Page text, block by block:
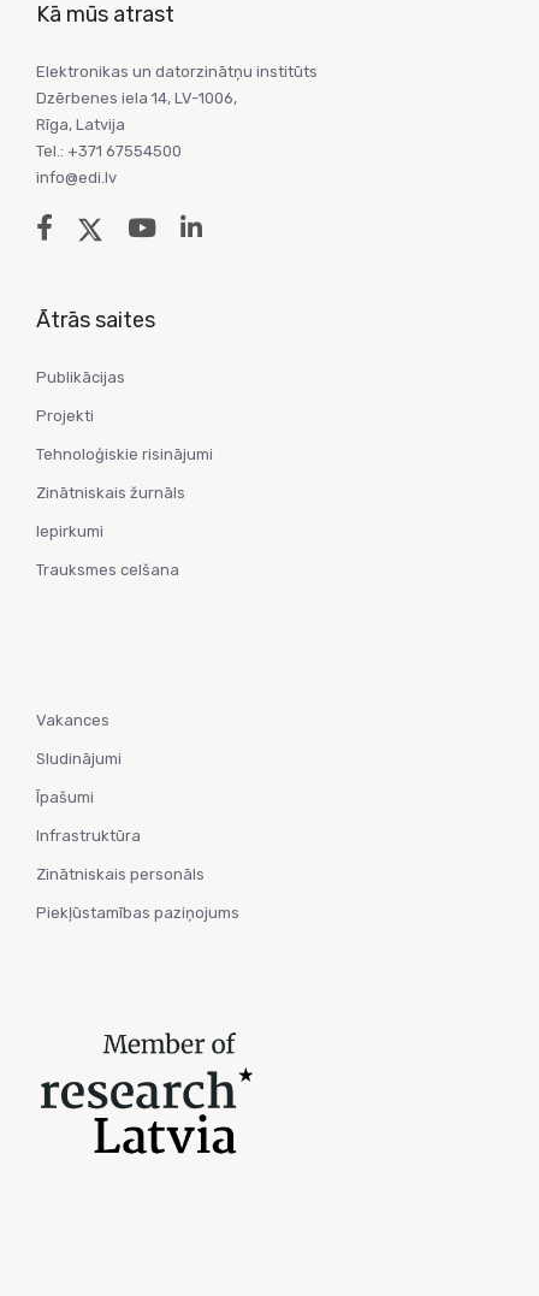
Kā mūs atrast
Elektronikas un datorzinātņu institūts
Dzērbenes iela 14, LV-1006,
Rīga, Latvija
Tel.: +371 67554500
info@edi.lv
Ātrās saites
Publikācijas
Projekti
Tehnoloģiskie risinājumi
Zinātniskais žurnāls
Iepirkumi
Trauksmes celšana
Vakances
Sludinājumi
Īpašumi
Infrastruktūra
Zinātniskais personāls
Piekļūstamības paziņojums